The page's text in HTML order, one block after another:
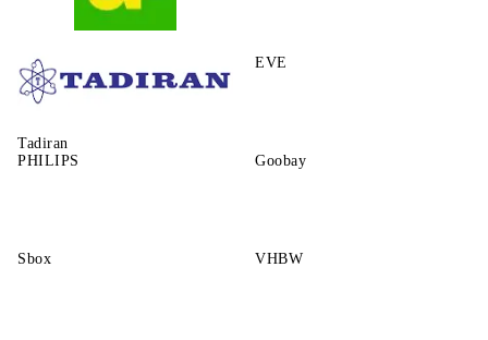
Tadiran
EVE
PHILIPS Goobay
Sbox VHBW